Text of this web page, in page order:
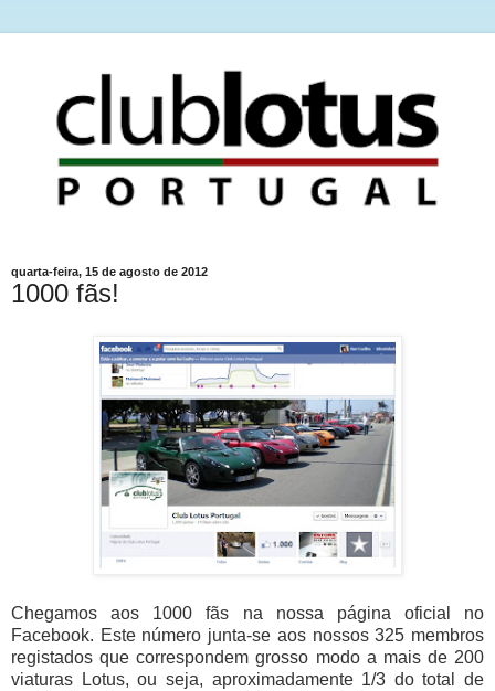
quarta-feira, 15 de agosto de 2012
1000 fãs!
Chegamos aos 1000 fãs na nossa página oficial no
Facebook. Este número junta-se aos nossos 325 membros
registados que correspondem grosso modo a mais de 200
viaturas Lotus, ou seja, aproximadamente 1/3 do total de